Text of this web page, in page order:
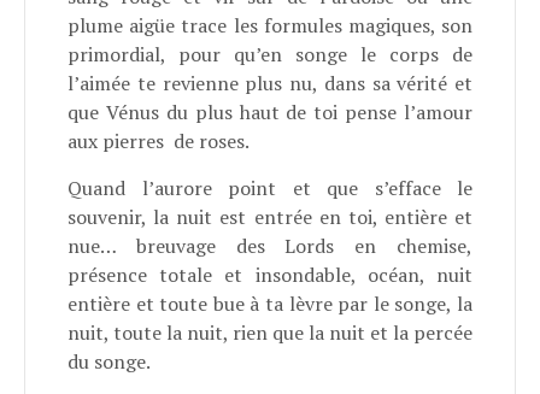
plume aigüe trace les formules magiques, son
primordial, pour qu’en songe le corps de
l’aimée te revienne plus nu, dans sa vérité et
que Vénus du plus haut de toi pense l’amour
aux pierres de roses.
Quand l’aurore point et que s’efface le
souvenir, la nuit est entrée en toi, entière et
nue… breuvage des Lords en chemise,
présence totale et insondable, océan, nuit
entière et toute bue à ta lèvre par le songe, la
nuit, toute la nuit, rien que la nuit et la percée
du songe.